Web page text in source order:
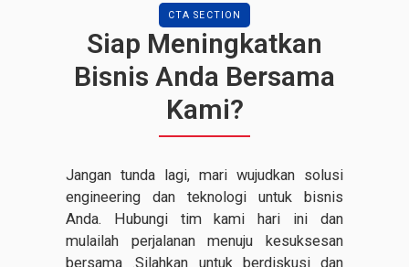
CTA SECTION
Siap Meningkatkan
Bisnis Anda Bersama
Kami?
Jangan tunda lagi, mari wujudkan solusi
engineering dan teknologi untuk bisnis
Anda. Hubungi tim kami hari ini dan
mulailah perjalanan menuju kesuksesan
bersama .Silahkan untuk berdiskusi dan